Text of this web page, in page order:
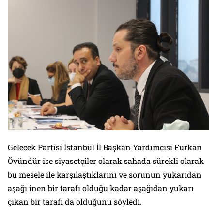
Gelecek Partisi İstanbul İl Başkan Yardımcısı Furkan
Övündür ise siyasetçiler olarak sahada sürekli olarak
bu mesele ile karşılaştıklarını ve sorunun yukarıdan
aşağı inen bir tarafı olduğu kadar aşağıdan yukarı
çıkan bir tarafı da olduğunu söyledi.